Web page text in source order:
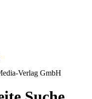
Verlag GmbH